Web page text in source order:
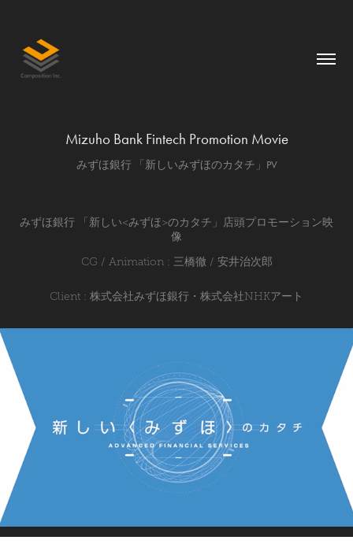
Mizuho Bank Fintech Promotion Movie
みずほ銀行 「新しいみずほのカタチ」PV
みずほ銀行 「新しい<みずほ>のカタチ」店頭プロモーション映
像
CG / Animation : 三橋徹 / 安井治次郎
Client : 株式会社みずほ銀行・株式会社NHKアート